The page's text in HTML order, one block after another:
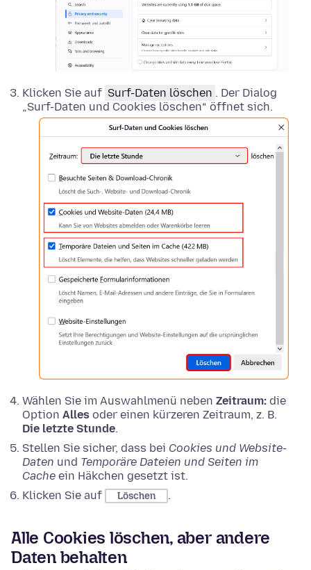
Klicken Sie auf Surf-Daten löschen . Der Dialog
„Surf-Daten und Cookies löschen“ öffnet sich.
Wählen Sie im Auswahlmenü neben Zeitraum: die
Option Alles oder einen kürzeren Zeitraum, z. B.
Die letzte Stunde.
Stellen Sie sicher, dass bei Cookies und Website-
Daten und Temporäre Dateien und Seiten im
Cache ein Häkchen gesetzt ist.
Klicken Sie auf
Löschen .
Alle Cookies löschen, aber andere
Daten behalten